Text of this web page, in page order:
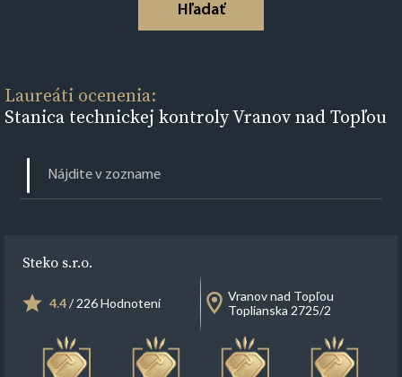
Hľadať
Laureáti ocenenia:
Stanica technickej kontroly Vranov nad Topľou
Steko s.r.o.
4.4/ 226 Hodnotení
Vranov nad Topľou
Toplianska 2725/2